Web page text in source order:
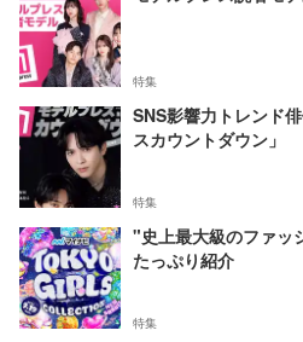
特集
SNS影響力トレンド
スカウントダウン」
特集
"史上最大級のファッ
たっぷり紹介
特集